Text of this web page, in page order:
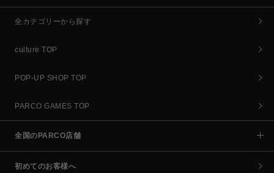
全カテゴリーから探す
culture TOP
POP-UP SHOP TOP
PARCO GAMES TOP
全国のPARCO店舗
初めてのお客様へ